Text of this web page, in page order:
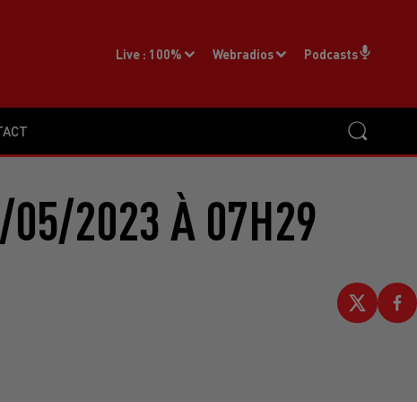
Live : 100% Webradios Podcasts
05/2023 À 07H29